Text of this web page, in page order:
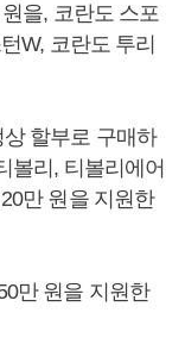
을, 코란도 스포
W, 코란도 투리
할부로 구매하
볼리, 티볼리에어
만 원을 지원한
만 원을 지원한